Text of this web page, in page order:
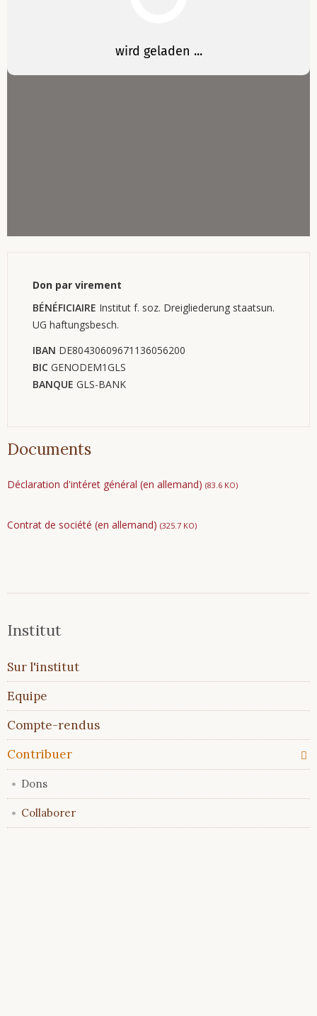
Don par virement
BÉNÉFICIAIRE Institut f. soz. Dreigliederung staatsun.
UG haftungsbesch.
IBAN DE80430609671136056200
BIC GENODEM1GLS
BANQUE GLS-BANK
Documents
Déclaration d'intéret général (en allemand) (83.6 KO)
Contrat de société (en allemand) (325.7 KO)
Institut
au
Sur l'institut
Equipe
Compte-rendus
Contribuer
Dons
Collaborer